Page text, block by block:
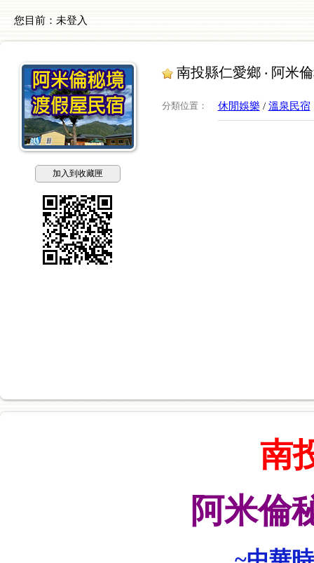
您目前： 未登入
加入到收藏匣
南投縣仁愛鄉 ‧ 阿米
分類位置 ： 休閒娛樂 / 溫泉民宿
南
阿米倫